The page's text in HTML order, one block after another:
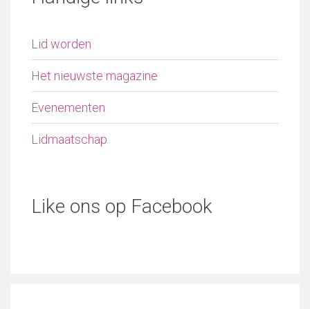
Lid worden
Het nieuwste magazine
Evenementen
Lidmaatschap
Like ons op Facebook